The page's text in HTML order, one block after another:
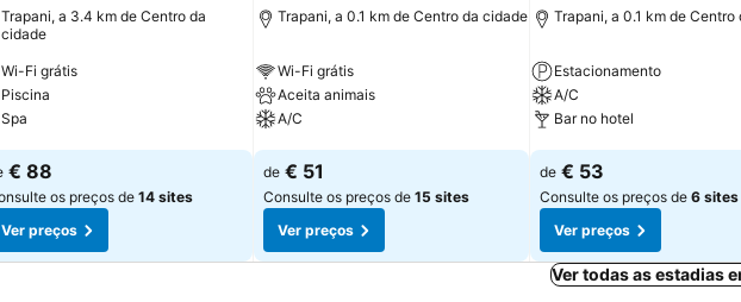
Trapani, a 3.4 km de Centro da
cidade
Wi-Fi grátis
Piscina
Spa
preços
€ 88
os preços de 14 sites
Ver preços
Trapani, a 0.1 km de Centro da cidade
Wi-Fi grátis
Aceita animais
A/C
Ver preços
de € 51
Consulte os preços de 15 sites
Ver preços
Trapani, a 0.1 km de Centro
Estacionamento
A/C
Bar no hotel
Ver preços
de € 53
Consulte os preços de 6 sites
Ver preços
Ver todas as estadias